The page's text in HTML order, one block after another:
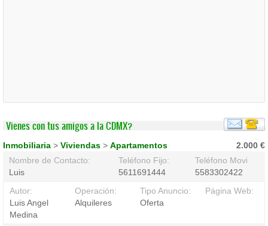
Vienes con tus amigos a la CDMX?
2.000 €
Inmobiliaria > Viviendas > Apartamentos
Nombre de Contacto:
Luis
Teléfono Fijo:
5611691444
Teléfono Movil:
5583302422
Autor:
Luis Angel
Medina
Operación:
Alquileres
Tipo Anuncio:
Oferta
Página Web: